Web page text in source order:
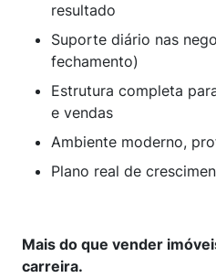
resultado
Suporte diário nas
fechamento)
Estrutura completa
e vendas
Ambiente moderno,
Plano real de
Mais do que vender
carreira.